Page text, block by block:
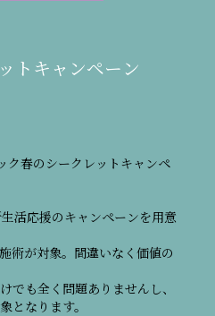
トキャンペーン
ク春のシークレットキャンペ
活応援のキャンペーンを用意
術が対象。間違いなく価値の
でも全く問題ありませんし、
となります。